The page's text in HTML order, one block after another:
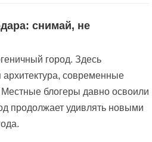
снимай, не
город. Здесь
архитектура, современные
блогеры давно освоили
продолжает удивлять новыми